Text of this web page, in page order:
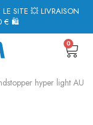
LE SITE 💥 LIVRAISON
€ 🛍
0
hyper light